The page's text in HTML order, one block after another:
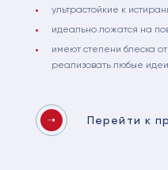
ультрастойкие к
идеально ложатся на
имеют степени блеска
реализовать любые
Перейти к